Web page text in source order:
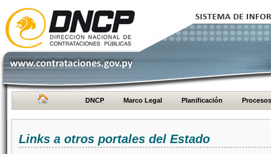
DNCP Marco Legal Planificación Procesos
Links a otros portales del Estado